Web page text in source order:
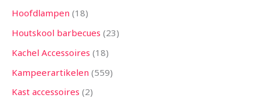
Hoofdlampen 18
Houtskool barbecues 23
Kachel Accessoires 18
Kampeerartikelen 559
Kast accessoires 2